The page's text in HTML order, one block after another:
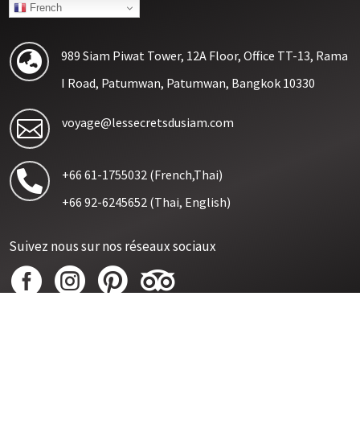
French

989 Siam Piwat Tower, 12A Floor, Office TT-13, Rama
I Road, Patumwan, Patumwan, Bangkok 10330
 voyage@lessecretsdusiam.com
 +66 61-1755032(French,Thai)
+66 92-6245652(Thai, English)
Suivez nous sur nos réseaux sociaux
   